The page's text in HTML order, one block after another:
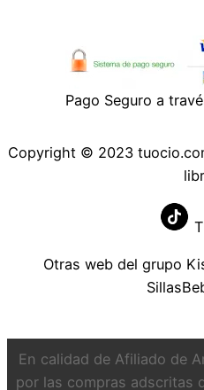
Pago Seguro a
Copyright © 2023
Otras web del grupo
En calidad de Afiliado de
por las compras adscritas